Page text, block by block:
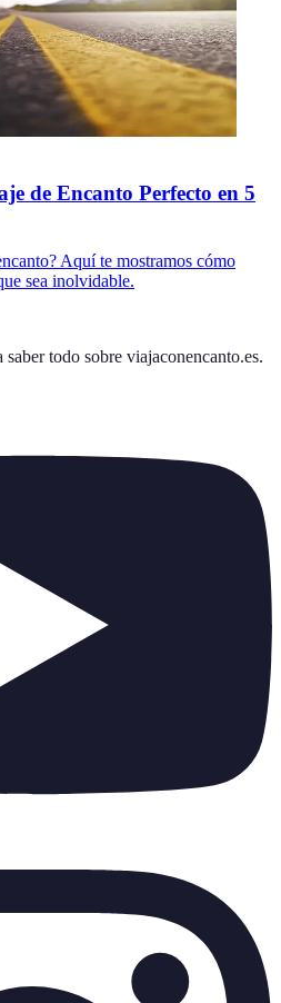
de Encanto Perfecto en 5
Aquí te mostramos cómo
sea inolvidable.
todo sobre viajaconencanto.es.